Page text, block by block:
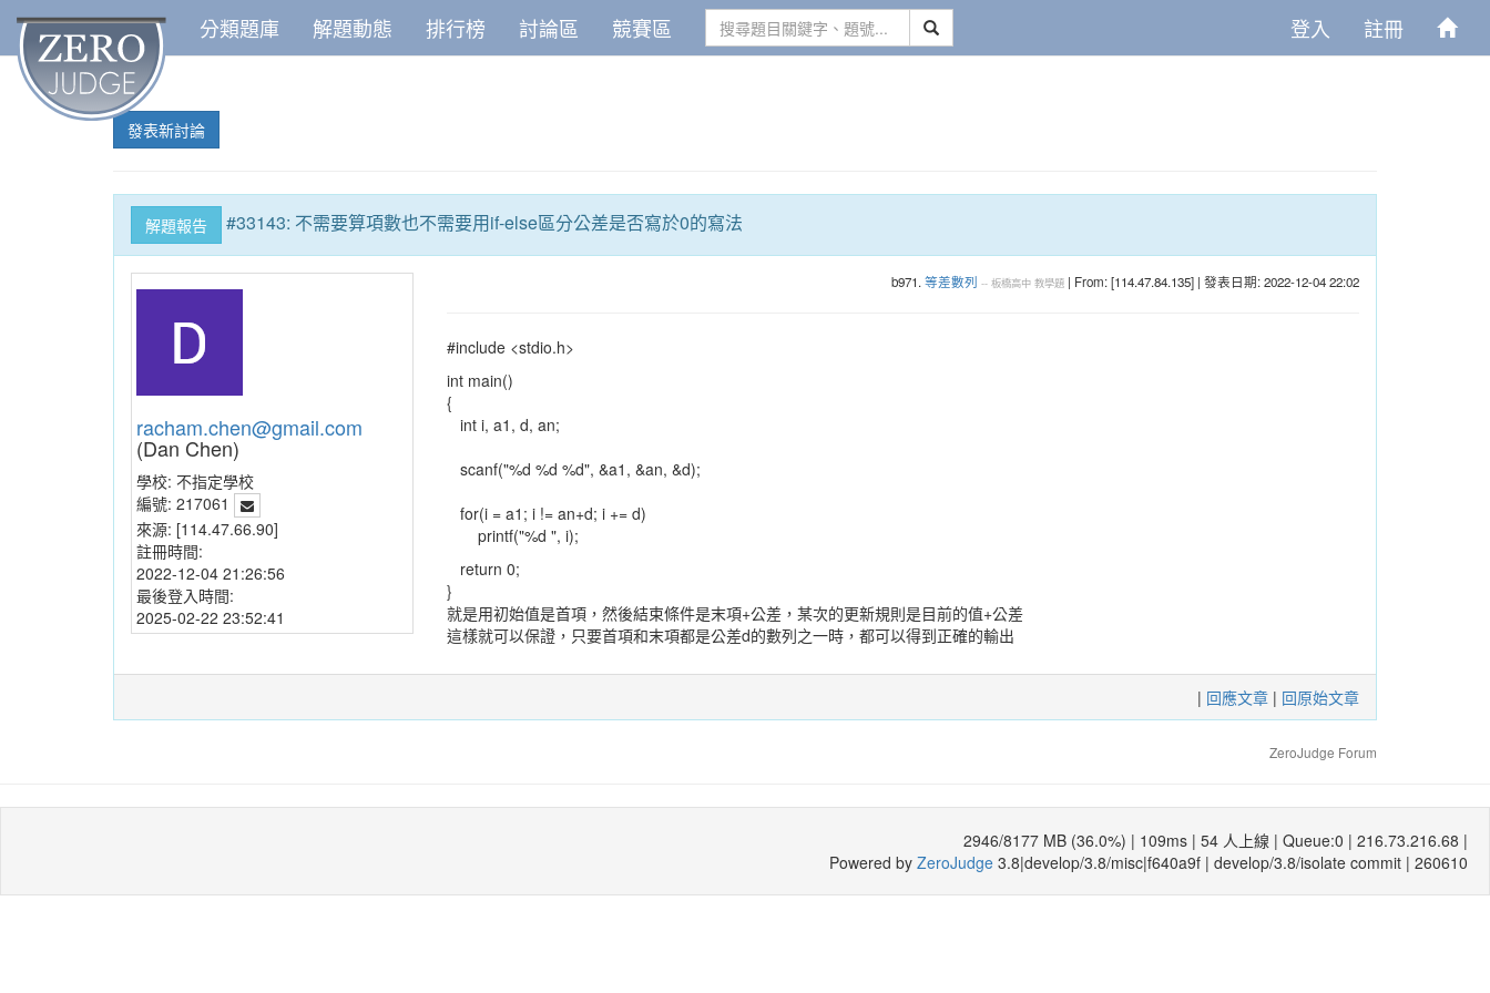
分類題庫 解題動態 排行榜 討論區 競賽區 登入 註冊
發表新討論
解題報告 #33143: 不需要算項數也不需要用if-else區分公差是否寫於0的寫法
racham.chen@gmail.com
(Dan Chen)
學校: 不指定學校
編號: 217061
來源: [114.47.66.90]
註冊時間:
2022-12-04 21:26:56
最後登入時間:
2025-02-22 23:52:41
b971. 等差數列 -- 板橋高中 教學題 | From: [114.47.84.135] | 發表日期: 2022-12-04 22:02
#include <stdio.h>
int main()
{
int i, a1, d, an;
scanf("%d %d %d", &a1, &an, &d);
for(i = a1; i != an+d; i += d)
printf("%d ", i);
return 0;
}
就是用初始值是首項，然後結束條件是末項+公差，某次的更新規則是目前的值+公差
這樣就可以保證，只要首項和末項都是公差d的數列之一時，都可以得到正確的輸出
| 回應文章 | 回原始文章
ZeroJudge Forum
2946/8177 MB (36.0%) | 109ms | 54 人上線 | Queue:0 | 216.73.216.68 |
Powered by ZeroJudge 3.8|develop/3.8/misc|f640a9f | develop/3.8/isolate commit | 260610